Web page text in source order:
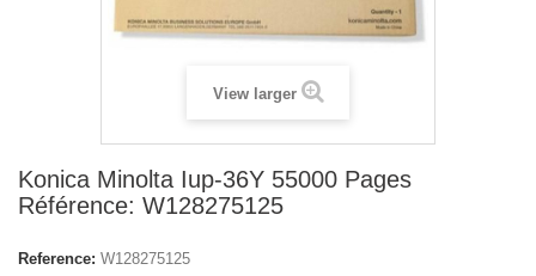
View larger
Konica Minolta Iup-36Y 55000 Pages
Référence: W128275125
Reference: W128275125